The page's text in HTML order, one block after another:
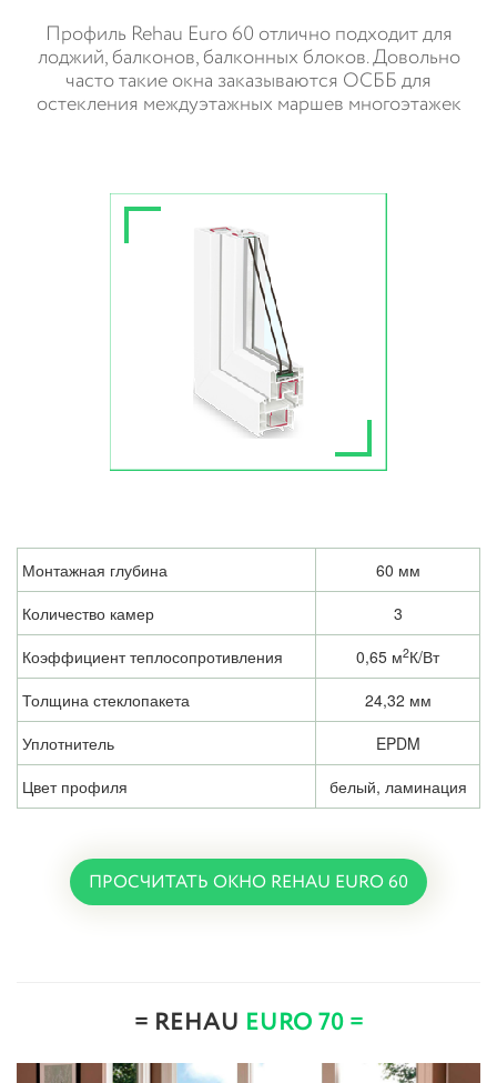
Профиль Rehau Euro 60 отлично подходит для
лоджий, балконов, балконных блоков. Довольно
часто такие окна заказываются ОСББ для
остекления междуэтажных маршев многоэтажек
Монтажная глубина
60 мм
Количество камер
3
Коэффициент теплосопротивления
0,65 м2К/Вт
Толщина стеклопакета
24,32 мм
Уплотнитель
EPDM
Цвет профиля
белый, ламинация
ПРОСЧИТАТЬ ОКНО REHAU EURO 60
= REHAU EURO 70 =